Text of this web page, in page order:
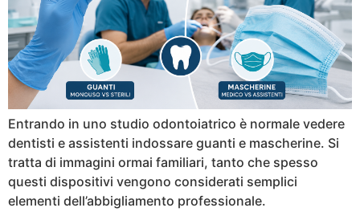
Entrando in uno studio odontoiatrico è normale vedere
dentisti e assistenti indossare guanti e mascherine. Si
tratta di immagini ormai familiari, tanto che spesso
questi dispositivi vengono considerati semplici
elementi dell’abbigliamento professionale.